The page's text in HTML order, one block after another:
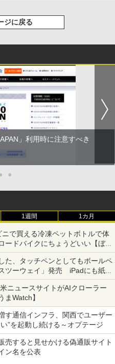
ジに戻る
」利用時に注意すべき
●
1週間 1カ月
で買える冷凍ペットボトルで体
ドバイクにちょうどいい【ぼっ
いた時間でなにしてる？】
た、タッチペンとしてもボールペ
ツーウェイ」発売 iPadにも紙に
ニュースサイトがAIクローラー
Watch】
す通信インフラ、関西でユーザー
”を起動し続ける～オプテージ
売すると見せかける偽通販サイト
ン名を公表